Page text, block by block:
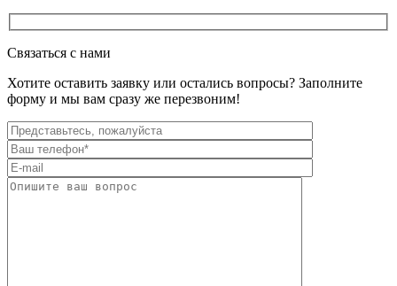
Связаться с нами
Хотите оставить заявку или остались вопросы? Заполните
форму и мы вам сразу же перезвоним!